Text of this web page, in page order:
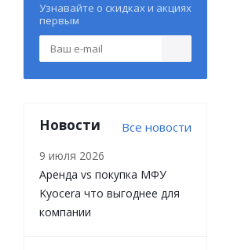
Узнавайте о скидках и акциях
первым
Новости Все новости
9 июля 2026
Аренда vs покупка МФУ
Kyocera что выгоднее для
компании